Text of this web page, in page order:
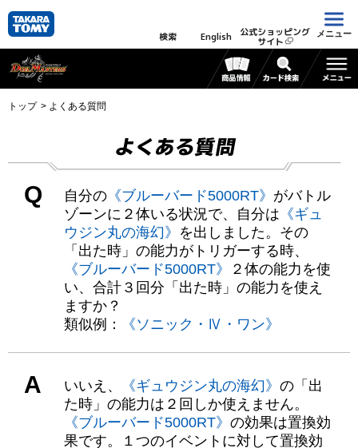
検索 English 公式ショッピング
サイト
メニュー
トップ よくある質問
よくある質問
Q 自分の 《ブルーバード5000RT》 がバトル
ゾーンに２体いる状況で、自分は 《ギュ
ウジン丸の海幻》 を出しました。その
「出た時」の能力がトリガーする時、
《ブルーバード5000RT》
２体の能力を使
い、合計３回分「出た時」の能力を使え
ますか？
類似例：
《ソニック・Ⅳ・ワン》
A いいえ、 《ギュウジン丸の海幻》 の「出
た時」の能力は２回しか使えません。
《ブルーバード5000RT》 の効果は置換効
果です。１つのイベントに対して置換効